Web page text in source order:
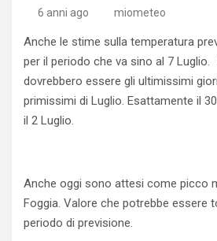
6 anni ago miometeo
Anche le stime sulla temperatura
per il periodo che va sino al 7 Luglio.
dovrebbero essere gli ultimissimi
primissimi di Luglio. Esattamente il
il 2 Luglio.
Anche oggi sono attesi come picco
Foggia. Valore che potrebbe essere
periodo di previsione.